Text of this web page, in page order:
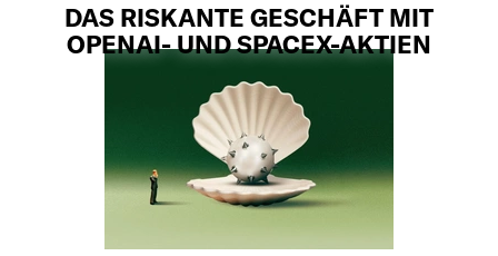
DAS RISKANTE GESCHÄFT MIT
OPENAI- UND SPACEX-AKTIEN